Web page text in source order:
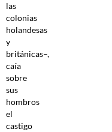
las
colonias
holandesas
y
británicas–,
caía
sobre
sus
hombros
el
castigo